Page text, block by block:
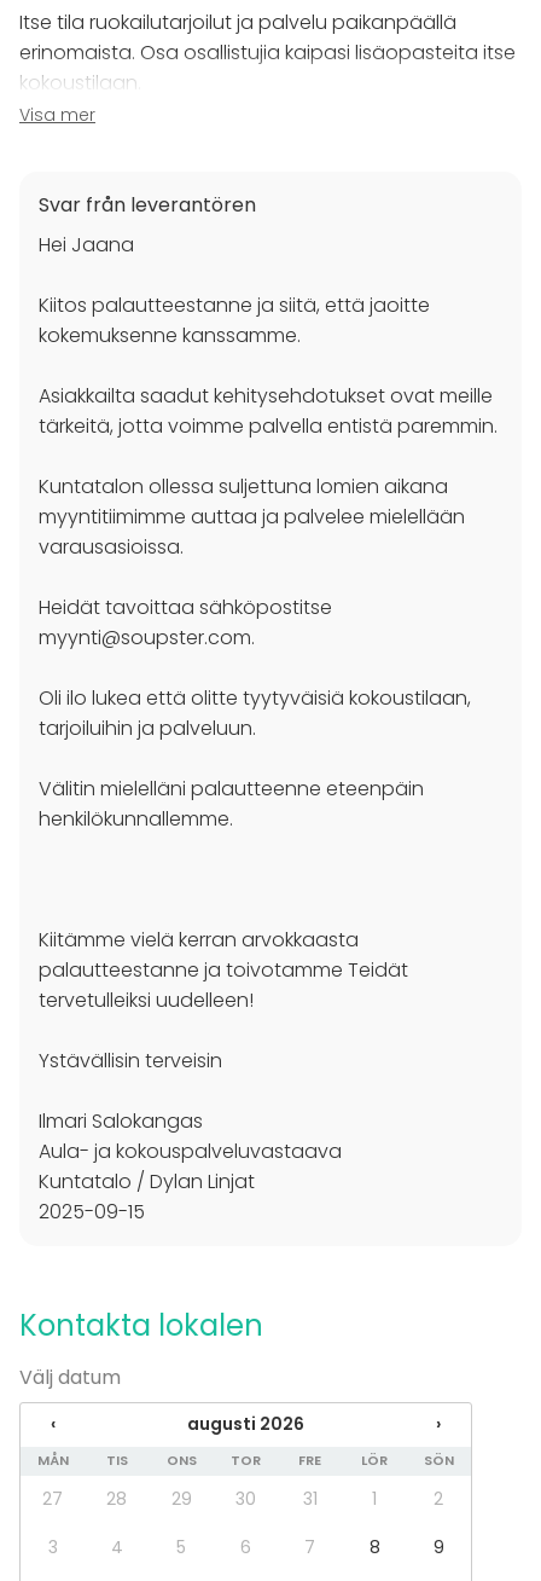
Middag / Lunch
Konferens
Mässa / Utställning
Föreställning / show
Upplevelse / aktivitet
Anpassningsbar lokal
Mötesrum
Itse tila ruokailutarjoilut ja palvelu paikanpäällä
erinomaista. Osa osallistujia kaipasi lisäopasteita itse
kokoustilaan.
varaustilanne epäselväksi koko loman ajaksi.
Visa mer
Svar från leverantören
Hei Jaana
Kiitos palautteestanne ja siitä, että jaoitte
kokemuksenne kanssamme.
Asiakkailta saadut kehitysehdotukset ovat meille
tärkeitä, jotta voimme palvella entistä paremmin.
Kuntatalon ollessa suljettuna lomien aikana
myyntitiimimme auttaa ja palvelee mielellään
varausasioissa.
Heidät tavoittaa sähköpostitse
myynti@soupster.com.
Oli ilo lukea että olitte tyytyväisiä kokoustilaan,
tarjoiluihin ja palveluun.
Välitin mielelläni palautteenne eteenpäin
henkilökunnallemme.
Kiitämme vielä kerran arvokkaasta
palautteestanne ja toivotamme Teidät
tervetulleiksi uudelleen!
Ystävällisin terveisin
Ilmari Salokangas
Aula- ja kokouspalveluvastaava
Kuntatalo / Dylan Linjat
2025-09-15
Kontakta lokalen
Välj datum
‹ augusti 2026 ›
MÅN TIS ONS TOR FRE LÖR SÖN
27 28 29 30 31 1
2
3
4 5 6 7 8
9